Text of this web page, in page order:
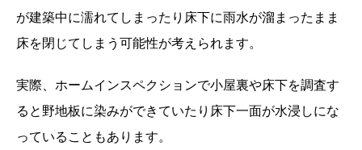
が建築中に濡れてしまったり床下に雨水が溜まったまま
床を閉じてしまう可能性が考えられます。
実際、ホームインスペクションで小屋裏や床下を調査す
ると野地板に染みができていたり床下一面が水浸しにな
っていることもあります。